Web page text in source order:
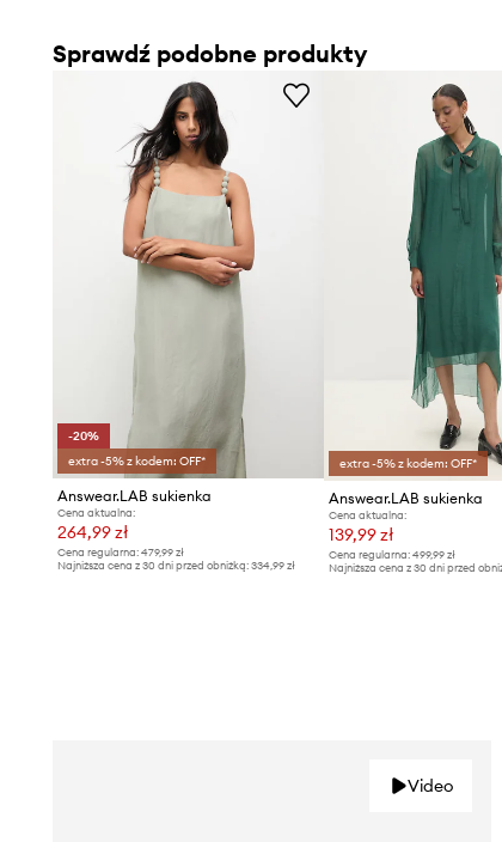
Sprawdź podobne produkty
-20%
extra -5% z kodem: OFF*
Answear.LAB sukienka
Cena aktualna:
264,99 zł
Cena regularna: 479,99 zł
Najniższa cena z 30 dni przed obniżką: 334,99 zł
extra -5% z kodem: OFF*
Answear.LAB sukienka
Cena aktualna:
139,99 zł
Cena regularna:499,99 zł
Najniższa cena z 30 dni przed
Video